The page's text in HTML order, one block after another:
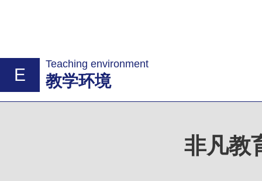
E
Teaching environment
教学环境
非凡教